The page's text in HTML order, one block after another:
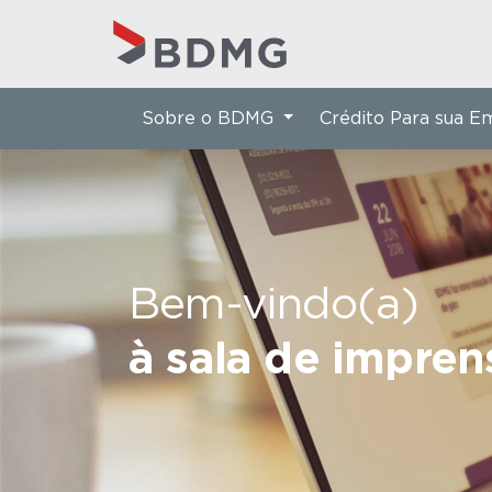
Bem-vindo(a)
à sala de
Sobre o BDMG Crédito Para sua